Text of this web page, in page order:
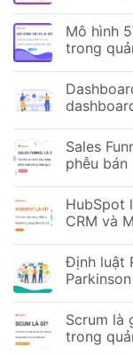
Mô hình
trong
Sales
phễu bán
HubSpot
CRM và
Định luật
Scrum là
trong